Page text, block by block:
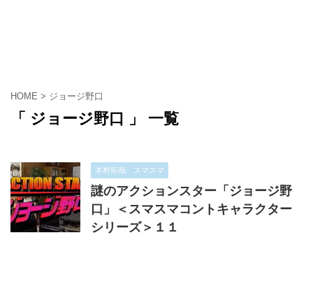
HOME > ジョージ野口
「 ジョージ野口 」 一覧
木村拓哉 スマスマ
謎のアクションスター「ジョージ野
口」＜スマスマコントキャラクター
シリーズ＞１１